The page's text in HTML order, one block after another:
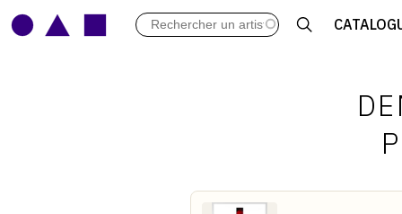
ARCHIVES DES EXPOSITIONS
LIBRAIRIE : LIVRES &
LEXIQUE ARTISTIQUE